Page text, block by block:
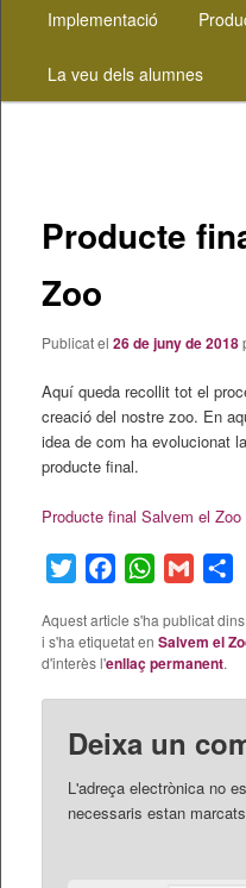
al
contingut
Implementació
La veu dels alumnes
Producte
Zoo
Publicat el 26 de juny de 2018
Aquí queda recollit tot el
creació del nostre zoo. En
idea de com ha evolucionat
producte final.
Producte final Salvem el Zoo
TwitterFacebookWhatsApp
Gmail
Aquest article s'ha publicat
i s'ha etiquetat en Salvem el
d'interès l'enllaç permanent.
Deixa un
L'adreça electrònica no
necessaris estan